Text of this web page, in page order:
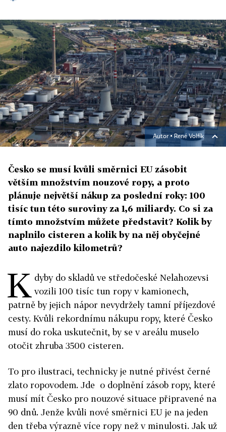
Autor ▪ René Volfík
Česko se musí kvůli směrnici EU zásobit
větším množstvím nouzové ropy, a proto
plánuje největší nákup za poslední roky: 100
tisíc tun této suroviny za 1,6 miliardy. Co si za
tímto množstvím můžete představit? Kolik by
naplnilo cisteren a kolik by na něj obyčejné
auto najezdilo kilometrů?
K dyby do skladů ve středočeské Nelahozevsi
vozili 100 tisíc tun ropy v kamionech,
patrně by jejich nápor nevydržely tamní příjezdové
cesty. Kvůli rekordnímu nákupu ropy, které Česko
musí do roka uskutečnit, by se v areálu muselo
otočit zhruba 3500 cisteren.
To pro ilustraci, technicky je nutné přivést černé
zlato ropovodem. Jde o doplnění zásob ropy, které
musí mít Česko pro nouzové situace připravené na
90 dnů. Jenže kvůli nové směrnici EU je na jeden
den třeba výrazně více ropy než v minulosti. Jak už